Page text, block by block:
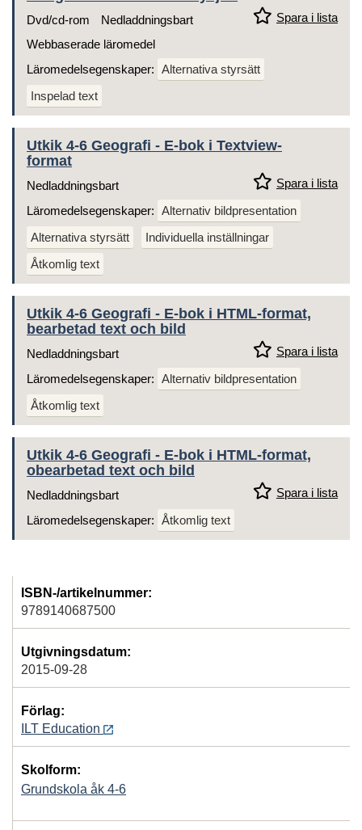
Spara i lista
Dvd/cd-rom
Nedladdningsbart
Webbaserade läromedel
Läromedelsegenskaper: Alternativa styrsätt
Inspelad text
Utkik 4-6 Geografi - E-bok i Textview-
format
Spara i lista
Nedladdningsbart
Läromedelsegenskaper: Alternativ bildpresentation
Alternativa styrsätt
Individuella inställningar
Åtkomlig text
Utkik 4-6 Geografi - E-bok i HTML-format,
bearbetad text och bild
Spara i lista
Nedladdningsbart
Läromedelsegenskaper: Alternativ bildpresentation
Åtkomlig text
Utkik 4-6 Geografi - E-bok i HTML-format,
obearbetad text och bild
Spara i lista
Nedladdningsbart
Läromedelsegenskaper: Åtkomlig text
ISBN-/artikelnummer:
9789140687500
Utgivningsdatum:
2015-09-28
Förlag:
ILT Education
Skolform:
Grundskola åk 4-6